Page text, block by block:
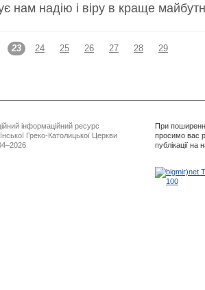
нам надію і віру в краще
23 24 25 26 27 28 29
інформаційний ресурс
Греко-Католицької Церкви
При
просимо вас
публікації на